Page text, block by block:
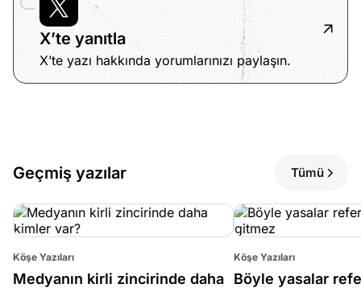
X’te yanıtla
X’te yazı hakkında yorumlarınızı paylaşın.
Geçmiş yazılar Tümü
Köşe Yazıları
Medyanın kirli zincirinde daha
Köşe Yazıları
Böyle yasalar